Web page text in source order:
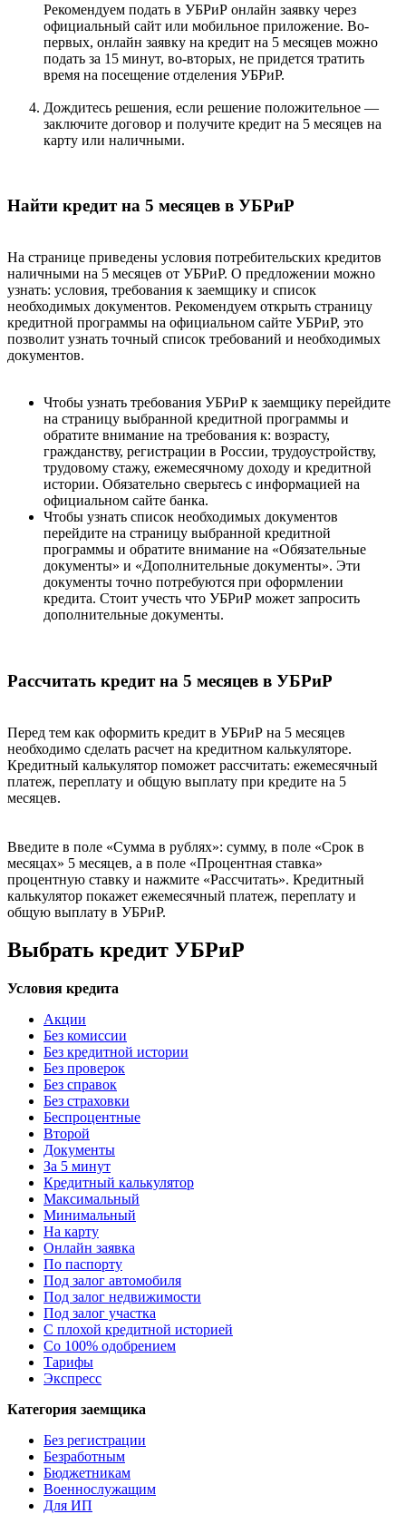
Рекомендуем подать в УБРиР онлайн заявку через
официальный сайт или мобильное приложение. Во-
первых, онлайн заявку на кредит на 5 месяцев можно
подать за 15 минут, во-вторых, не придется тратить
время на посещение отделения УБРиР.
Дождитесь решения, если решение положительное —
заключите договор и получите кредит на 5 месяцев на
карту или наличными.
Найти кредит на 5 месяцев в УБРиР
На странице приведены условия потребительских кредитов
наличными на 5 месяцев от УБРиР. О предложении можно
узнать: условия, требования к заемщику и список
необходимых документов. Рекомендуем открыть страницу
кредитной программы на официальном сайте УБРиР, это
позволит узнать точный список требований и необходимых
документов.
Чтобы узнать требования УБРиР к заемщику перейдите
на страницу выбранной кредитной программы и
обратите внимание на требования к: возрасту,
гражданству, регистрации в России, трудоустройству,
трудовому стажу, ежемесячному доходу и кредитной
истории. Обязательно сверьтесь с информацией на
официальном сайте банка.
Чтобы узнать список необходимых документов
перейдите на страницу выбранной кредитной
программы и обратите внимание на «Обязательные
документы» и «Дополнительные документы». Эти
документы точно потребуются при оформлении
кредита. Стоит учесть что УБРиР может запросить
дополнительные документы.
Рассчитать кредит на 5 месяцев в УБРиР
Перед тем как оформить кредит в УБРиР на 5 месяцев
необходимо сделать расчет на кредитном калькуляторе.
Кредитный калькулятор поможет рассчитать: ежемесячный
платеж, переплату и общую выплату при кредите на 5
месяцев.
Введите в поле «Сумма в рублях»: сумму, в поле «Срок в
месяцах» 5 месяцев, а в поле «Процентная ставка»
процентную ставку и нажмите «Рассчитать». Кредитный
калькулятор покажет ежемесячный платеж, переплату и
общую выплату в УБРиР.
Выбрать кредит УБРиР
Условия кредита
Акции
Без комиссии
Без кредитной истории
Без проверок
Без справок
Без страховки
Беспроцентные
Второй
Документы
За 5 минут
Кредитный калькулятор
Максимальный
Минимальный
На карту
Онлайн заявка
По паспорту
Под залог автомобиля
Под залог недвижимости
Под залог участка
С плохой кредитной историей
Со 100% одобрением
Тарифы
Экспресс
Категория заемщика
Без регистрации
Безработным
Бюджетникам
Военнослужащим
Для ИП